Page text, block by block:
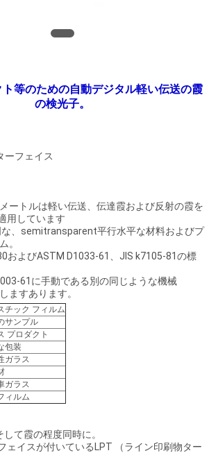
等のための自動デジタル軽い伝送の霞
の検光子。
ーフェイス
ートルは軽い伝送、伝達霞および反射の霞を
用しています
、semitransparent平行水平な材料およびプ
。
およびASTM D1033-61、JIS k7105-81の標
61に手動である別の同じような機械
ますあります。
チック フィルム
サンプル
プロダクト
包装
ガラス
ガラス
ィルム
て霞の程度同時に。
ェイスが付いているLPT （ライン印刷物ター